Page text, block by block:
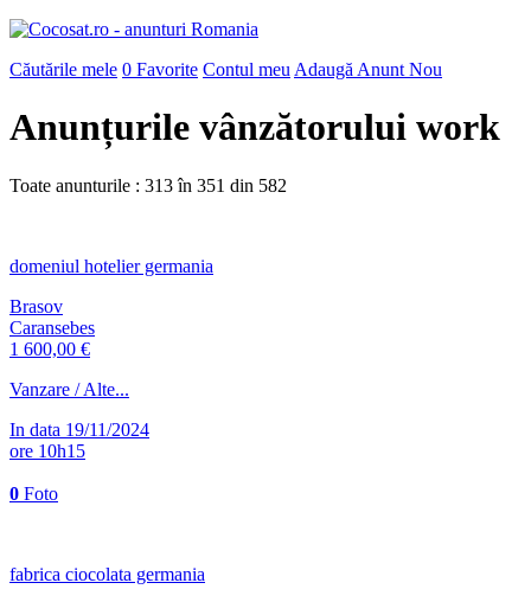
Căutările mele 0 Favorite Contul meu Adaugă Anunt Nou
Anunțurile vânzătorului work
Toate anunturile : 313 în 351 din 582
domeniul hotelier germania
Brasov
Caransebes
1 600,00 €
Vanzare / Alte...
In data 19/11/2024
ore 10h15
0 Foto
fabrica ciocolata germania